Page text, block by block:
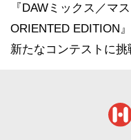
『DAWミックス／マ
ORIENTED EDITION
新たなコンテストに挑